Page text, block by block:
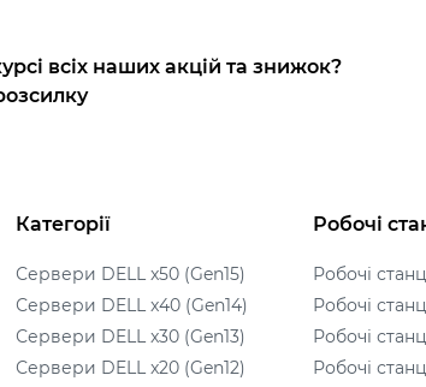
всіх наших акцій та знижок?
Категорії
Сервери DELL x50 (Gen15)
Сервери DELL x40 (Gen14)
Сервери DELL x30 (Gen13)
Сервери DELL x20 (Gen12)
Робочі
Робочі
Робочі
Робочі
Робочі